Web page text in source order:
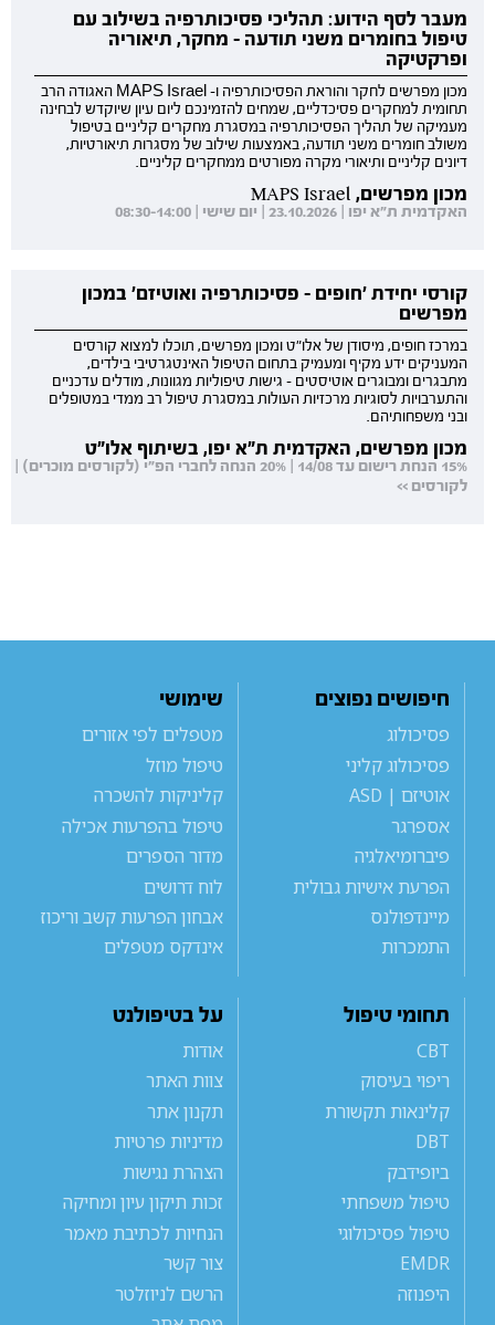
מעבר לסף הידוע: תהליכי פסיכותרפיה בשילוב עם
טיפול בחומרים משני תודעה - מחקר, תיאוריה
ופרקטיקה
מכון מפרשים לחקר והוראת הפסיכותרפיה ו- MAPS Israel האגודה הרב
תחומית למחקרים פסיכדליים, שמחים להזמינכם ליום עיון שיוקדש לבחינה
מעמיקה של תהליך הפסיכותרפיה במסגרת מחקרים קליניים בטיפול
משולב חומרים משני תודעה, באמצעות שילוב של מסגרות תיאורטיות,
דיונים קליניים ותיאורי מקרה מפורטים ממחקרים קליניים.
מכון מפרשים, MAPS Israel
האקדמית ת"א יפו | 23.10.2026 | יום שישי | 08:30-14:00
קורסי יחידת 'חופים - פסיכותרפיה ואוטיזם' במכון
מפרשים
במרכז חופים, מיסודן של אלו"ט ומכון מפרשים, תוכלו למצוא קורסים
המעניקים ידע מקיף ומעמיק בתחום הטיפול האינטגרטיבי בילדים,
מתבגרים ומבוגרים אוטיסטים - גישות טיפוליות מגוונות, מודלים עדכניים
והתערבויות לסוגיות מרכזיות העולות במסגרת טיפול רב ממדי במטופלים
ובני משפחותיהם.
מכון מפרשים, האקדמית ת"א יפו, בשיתוף אלו"ט
15% הנחת רישום עד 14/08 | 20% הנחה לחברי הפ"י (לקורסים מוכרים) |
לקורסים >>
חיפושים נפוצים
פסיכולוג
פסיכולוג קליני
אוטיזם | ASD
אספרגר
פיברומיאלגיה
הפרעת אישיות גבולית
מיינדפולנס
התמכרות
שימושי
מטפלים לפי אזורים
טיפול מוזל
קליניקות להשכרה
טיפול בהפרעות אכילה
מדור הספרים
לוח דרושים
אבחון הפרעות קשב וריכוז
אינדקס מטפלים
תחומי טיפול
CBT
ריפוי בעיסוק
קלינאות תקשורת
DBT
ביופידבק
טיפול משפחתי
טיפול פסיכולוגי
EMDR
היפנוזה
על בטיפולנט
אודות
צוות האתר
תקנון אתר
מדיניות פרטיות
הצהרת נגישות
זכות תיקון עיון ומחיקה
הנחיות לכתיבת מאמר
צור קשר
הרשם לניוזלטר